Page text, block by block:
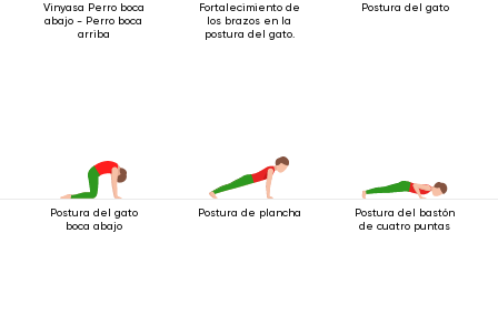
Vinyasa Perro boca
abajo - Perro boca
arriba
Fortalecimiento de
los brazos en la
postura del gato.
Postura del gato
Postura del gato
boca abajo
Postura de plancha
Postura del bastón
de cuatro puntas